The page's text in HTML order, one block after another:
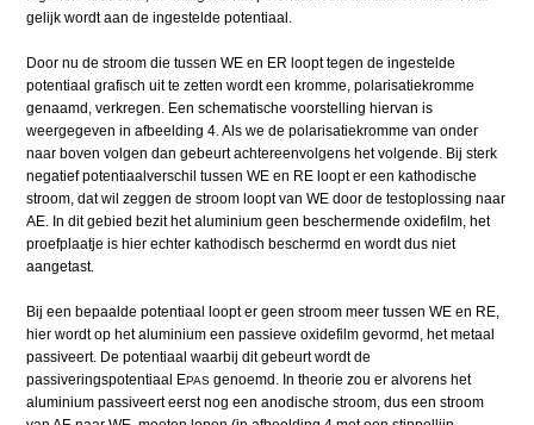
gelijk wordt aan de ingestelde potentiaal.
Door nu de stroom die tussen WE en ER loopt tegen de ingestelde
potentiaal grafisch uit te zetten wordt een kromme, polarisatiekromme
genaamd, verkregen. Een schematische voorstelling hiervan is
weergegeven in afbeelding 4. Als we de polarisatiekromme van onder
naar boven volgen dan gebeurt achtereenvolgens het volgende. Bij sterk
negatief potentiaalverschil tussen WE en RE loopt er een kathodische
stroom, dat wil zeggen de stroom loopt van WE door de testoplossing naar
AE. In dit gebied bezit het aluminium geen beschermende oxidefilm, het
proefplaatje is hier echter kathodisch beschermd en wordt dus niet
aangetast.
Bij een bepaalde potentiaal loopt er geen stroom meer tussen WE en RE,
hier wordt op het aluminium een passieve oxidefilm gevormd, het metaal
passiveert. De potentiaal waarbij dit gebeurt wordt de
passiveringspotentiaal EPAS genoemd. In theorie zou er alvorens het
aluminium passiveert eerst nog een anodische stroom, dus een stroom